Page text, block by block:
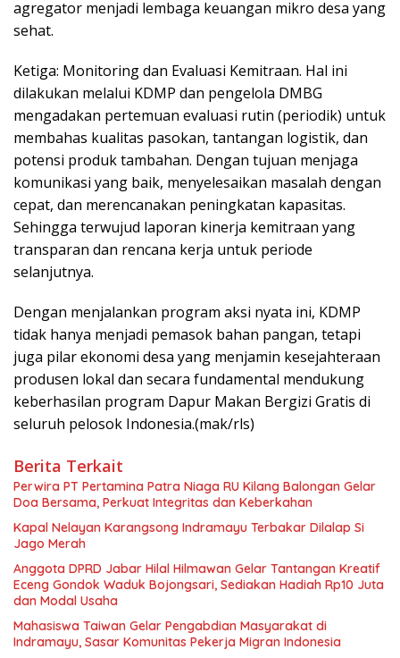
agregator menjadi lembaga keuangan mikro desa yang
sehat.
Ketiga: Monitoring dan Evaluasi Kemitraan. Hal ini
dilakukan melalui KDMP dan pengelola DMBG
mengadakan pertemuan evaluasi rutin (periodik) untuk
membahas kualitas pasokan, tantangan logistik, dan
potensi produk tambahan. Dengan tujuan menjaga
komunikasi yang baik, menyelesaikan masalah dengan
cepat, dan merencanakan peningkatan kapasitas.
Sehingga terwujud laporan kinerja kemitraan yang
transparan dan rencana kerja untuk periode
selanjutnya.
Dengan menjalankan program aksi nyata ini, KDMP
tidak hanya menjadi pemasok bahan pangan, tetapi
juga pilar ekonomi desa yang menjamin kesejahteraan
produsen lokal dan secara fundamental mendukung
keberhasilan program Dapur Makan Bergizi Gratis di
seluruh pelosok Indonesia.(mak/rls)
Berita Terkait
Perwira PT Pertamina Patra Niaga RU Kilang Balongan Gelar
Doa Bersama, Perkuat Integritas dan Keberkahan
Kapal Nelayan Karangsong Indramayu Terbakar Dilalap Si
Jago Merah
Anggota DPRD Jabar Hilal Hilmawan Gelar Tantangan Kreatif
Eceng Gondok Waduk Bojongsari, Sediakan Hadiah Rp10 Juta
dan Modal Usaha
Mahasiswa Taiwan Gelar Pengabdian Masyarakat di
Indramayu, Sasar Komunitas Pekerja Migran Indonesia